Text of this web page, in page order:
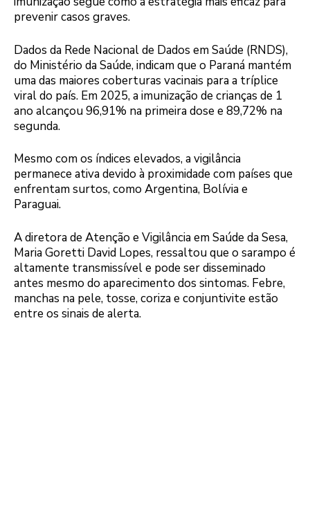
prevenir casos graves.
Dados da Rede Nacional de Dados em Saúde (RNDS),
do Ministério da Saúde, indicam que o Paraná mantém
uma das maiores coberturas vacinais para a tríplice
viral do país. Em 2025, a imunização de crianças de 1
ano alcançou 96,91% na primeira dose e 89,72% na
segunda.
Mesmo com os índices elevados, a vigilância
permanece ativa devido à proximidade com países que
enfrentam surtos, como Argentina, Bolívia e
Paraguai.
A diretora de Atenção e Vigilância em Saúde da Sesa,
Maria Goretti David Lopes, ressaltou que o sarampo é
altamente transmissível e pode ser disseminado
antes mesmo do aparecimento dos sintomas. Febre,
manchas na pele, tosse, coriza e conjuntivite estão
entre os sinais de alerta.